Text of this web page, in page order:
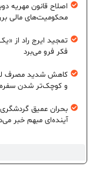
اصلاح قانون مهریه
محکومیت‌های مالی
تمجید ایرج راد از
فکر فرو می‌برد
کاهش شدید مصرف
و کوچک‌تر شدن
بحران عمیق
آینده‌ای مبهم خبر